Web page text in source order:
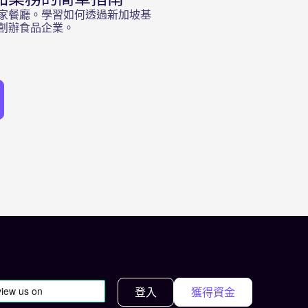
餐廳。學習如何透過新加坡基
辦食品企業。
登入 獲得資金